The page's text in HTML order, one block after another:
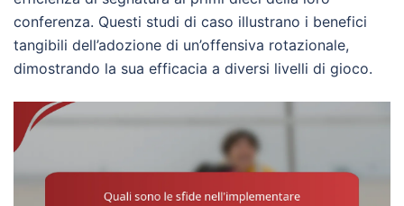
conferenza. Questi studi di caso illustrano i benefici
tangibili dell’adozione di un’offensiva rotazionale,
dimostrando la sua efficacia a diversi livelli di gioco.